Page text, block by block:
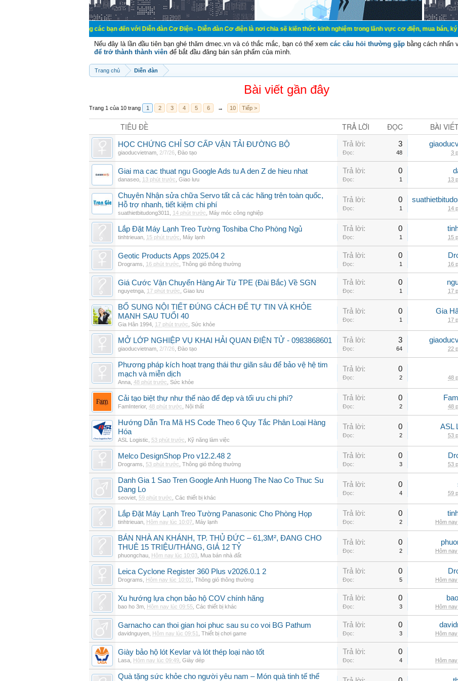
Chào mừng các bạn đến với Diễn đàn Cơ Điện - Diễn đàn Cơ điện là nơi chia sẽ kiến thức kinh nghiệm trong lãnh vực cơ điện, mua bán, ký gửi,
Nếu đây là lần đầu tiên bạn ghé thăm dmec.vn và có thắc mắc, bạn có thể xem các câu hỏi thường gặp bằng cách nhấn
để trở thành thành viên để bắt đầu đăng bán sản phẩm của mình.
Trang chủ Diễn đàn
Bài viết gần đây
Trang 1 của 10 trang 1 2 3 4 5 6 → 10 Tiếp >
TIÊU ĐỀ TRẢ LỜI ĐỌC BÀI
HỌC CHỨNG CHỈ SƠ CẤP VẬN TẢI ĐƯỜNG BỘ
giaoducvietnam 2/7/26 Đào tạo
Trả lời: 3
Đọc: 48 3
Giai ma cac thuat ngu Google Ads tu A den Z de hieu nhat
danaseo 13 phút trước Giao lưu
Trả lời: 0
Đọc: 1 13
Chuyên Nhận sửa chữa Servo tất cả các hãng trên toàn quốc,
Hỗ trợ nhanh, tiết kiệm chi phí
suathietbitudong3011 14 phút trước Máy móc công nghiệp
Trả lời: 0
Đọc: 1 14
Lắp Đặt Máy Lạnh Treo Tường Toshiba Cho Phòng Ngủ
tinhtrieuan 15 phút trước Máy lạnh
Trả lời: 0
Đọc: 1 15
Geotic Products Apps 2025.04 2
Drograms 16 phút trước Thông gió thông thường
Trả lời: 0
Đọc: 1 16
Giá Cước Vận Chuyển Hàng Air Từ TPE (Đài Bắc) Về SGN
nguyetnga 17 phút trước Giao lưu
Trả lời: 0
Đọc: 1 17
BỔ SUNG NỘI TIẾT ĐÚNG CÁCH ĐỂ TỰ TIN VÀ KHỎE
MẠNH SẠU TUỔI 40
Gia Hân 1994 17 phút trước Sức khỏe
Trả lời: 0
Đọc: 1
Gia
17
MỞ LỚP NGHIỆP VỤ KHAI HẢI QUAN ĐIỆN TỬ - 0983868601
giaoducvietnam 2/7/26 Đào tạo
Trả lời: 3
Đọc: 64 22
Phương pháp kích hoạt trạng thái thư giãn sâu để bảo vệ hệ tim
mạch và miễn dịch
Anna 48 phút trước Sức khỏe
Trả lời: 0
Đọc: 2 48
Cải tạo biệt thự như thế nào để đẹp và tối ưu chi phí?
FamInterior, 48 phút trước Nội thất
Trả lời: 0
Đọc: 2 48
Hướng Dẫn Tra Mã HS Code Theo 6 Quy Tắc Phân Loại Hàng
Hóa
ASL Logistic 53 phút trước Kỹ năng làm việc
Trả lời: 0
Đọc: 2
ASL
53
Melco DesignShop Pro v12.2.48 2
Drograms 53 phút trước Thông gió thông thường
Trả lời: 0
Đọc: 3 53
Danh Gia 1 Sao Tren Google Anh Huong The Nao Co Thuc Su
Dang Lo
seoviet 59 phút trước Các thiết bị khác
Trả lời: 0
Đọc: 4 59
Lắp Đặt Máy Lạnh Treo Tường Panasonic Cho Phòng Họp
tinhtrieuan Hôm nay lúc 10:07 Máy lạnh
Trả lời: 0
Đọc: 2 Hôm
BÁN NHÀ AN KHÁNH, TP. THỦ ĐỨC – 61,3M², ĐANG CHO
THUÊ 15 TRIỆU/THÁNG, GIÁ 12 TỶ
phuongchau Hôm nay lúc 10:03 Mua bán nhà đất
Trả lời: 0
Đọc: 2 Hôm
Leica Cyclone Register 360 Plus v2026.0.1 2
Drograms Hôm nay lúc 10:01 Thông gió thông thường
Trả lời: 0
Đọc: 5 Hôm
Xu hướng lựa chọn bảo hộ COV chính hãng
bao ho 3m Hôm nay lúc 09:55 Các thiết bị khác
Trả lời: 0
Đọc: 3 Hôm
Garnacho can thoi gian hoi phuc sau su co voi BG Pathum
davidnguyen Hôm nay lúc 09:51 Thiết bị chơi game
Trả lời: 0
Đọc: 3 Hôm
Giày bảo hộ lót Kevlar và lót thép loại nào tốt
Lasa Hôm nay lúc 09:49 Giày dép
Trả lời: 0
Đọc: 4 Hôm
Quà tặng sức khỏe cho người yêu nam – Món quà tinh tế thể